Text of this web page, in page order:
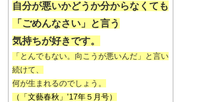
自分が悪いかどうか分からなくても
「ごめんなさい」と言う
気持ちが好きです。
「とんでもない。向こうが悪いんだ」と言い
続けて、
何が生まれるのでしょう。
（
「文藝春秋」’17年５月号）